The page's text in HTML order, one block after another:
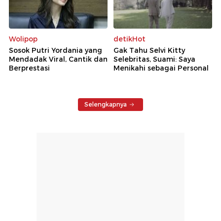
Wolipop
Sosok Putri Yordania yang
Mendadak Viral, Cantik dan
Berprestasi
detikHot
Gak Tahu Selvi Kitty
Selebritas, Suami: Saya
Menikahi sebagai Personal
Selengkapnya